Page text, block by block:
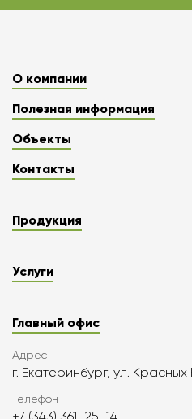
О компании
Полезная информация
Объекты
Контакты
Продукция
Услуги
Главный офис
Адрес
г. Екатеринбург, ул.
Телефон